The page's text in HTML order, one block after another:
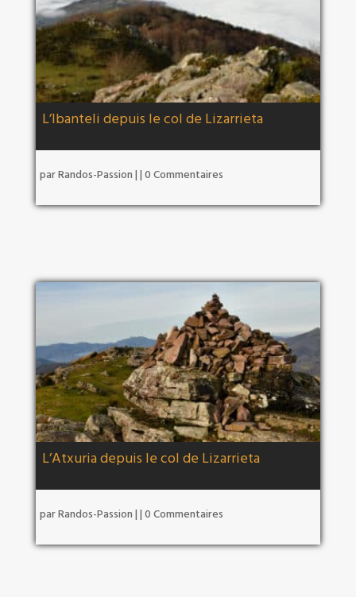
L’Ibanteli depuis le col de Lizarrieta
parRandos-Passion | | 0 Commentaires
L’Atxuria depuis le col de Lizarrieta
parRandos-Passion | | 0 Commentaires